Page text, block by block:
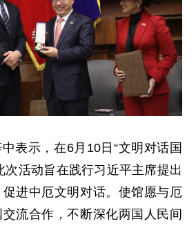
表示，在6月10日“文明对话国
次活动旨在践行习近平主席提出
进中厄文明对话。使馆愿与厄
流合作，不断深化两国人民间